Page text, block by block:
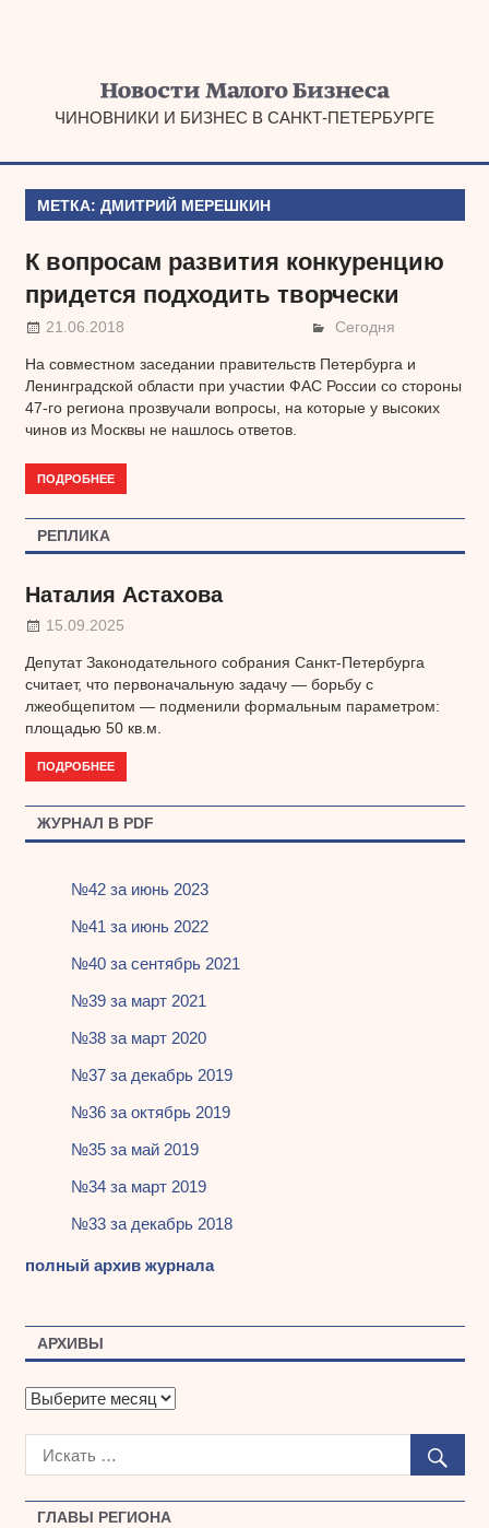
ЧИНОВНИКИ И БИЗНЕС В САНКТ-ПЕТЕРБУРГЕ
МЕТКА: ДМИТРИЙ МЕРЕШКИН
К вопросам развития конкуренцию
придется подходить творчески
21.06.2018 Сегодня
На совместном заседании правительств Петербурга и
Ленинградской области при участии ФАС России со стороны
47-го региона прозвучали вопросы, на которые у высоких
чинов из Москвы не нашлось ответов.
ПОДРОБНЕЕ
ГЛАВЫ РЕГИОНА
РЕПЛИКА
Наталия Астахова
15.09.2025
Депутат Законодательного собрания Санкт-Петербурга
считает, что первоначальную задачу — борьбу с
лжеобщепитом — подменили формальным параметром:
площадью 50 кв.м.
ПОДРОБНЕЕ
ЖУРНАЛ В PDF
№42 за июнь 2023
№41 за июнь 2022
№40 за сентябрь 2021
№39 за март 2021
№38 за март 2020
№37 за декабрь 2019
№36 за октябрь 2019
№35 за май 2019
№34 за март 2019
№33 за декабрь 2018
полный архив журнала
АРХИВЫ
А
х
ы